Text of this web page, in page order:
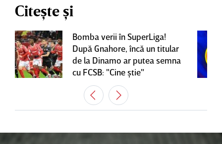
Citește și
Bomba verii în SuperLiga!
După Gnahore, încă un titular
de la Dinamo ar putea semna
cu FCSB: "Cine ştie"